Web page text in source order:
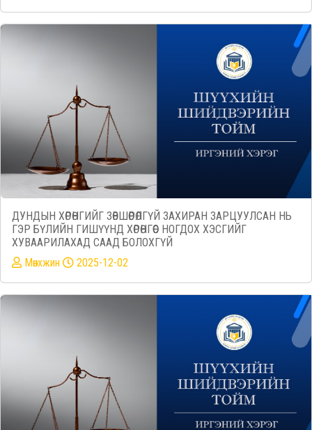
ДУНДЫН ХӨРӨНГИЙГ ЗӨВШӨӨРӨЛГҮЙ ЗАХИРАН ЗАРЦУУЛСАН НЬ
ГЭР БҮЛИЙН ГИШҮҮНД ХӨРӨНГӨӨС НОГДОХ ХЭСГИЙГ
ХУВААРИЛАХАД СААД БОЛОХГҮЙ
Mөнхжин
2025-12-02